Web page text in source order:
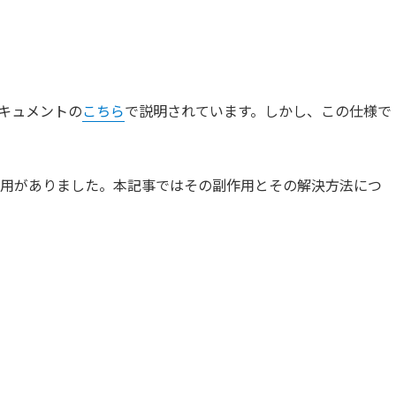
ュメントのこちらで説明されています。しかし、この仕様で
がありました。本記事ではその副作用とその解決方法につ